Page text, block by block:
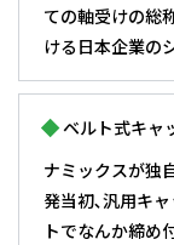
ての軸受けの総
ける日本企業の
ベルト式キャ
ナミックスが独
発当初､汎用キ
トでなんか締め